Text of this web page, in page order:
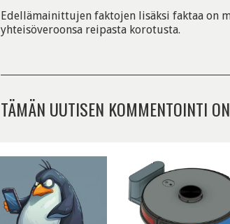
Edellämainittujen faktojen lisäksi faktaa on
yhteisöveroonsa reipasta korotusta.
TÄMÄN UUTISEN KOMMENTOINTI